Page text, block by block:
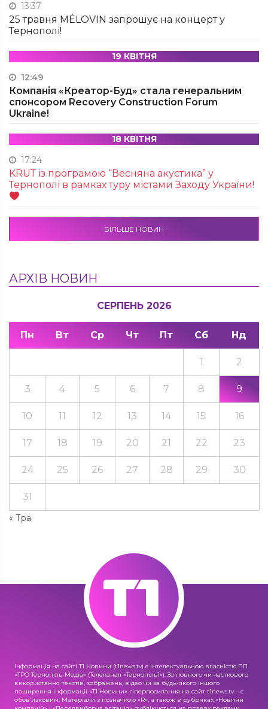
13:37
25 травня MÉLOVIN запрошує на концерт у
Тернополі!
19 КВІТНЯ
12:49
Компанія «Креатор-Буд» стала генеральним
спонсором Recovery Construction Forum
Ukraine!
18 КВІТНЯ
17:24
KRUТ із програмою “Весняна акустика” у
Тернополі в рамках туру містами Заходу України!
БІЛЬШЕ НОВИН
АРХІВ НОВИН
СЕРПЕНЬ 2026
Пн Вт Ср Чт Пт Сб Нд
« Тра
1 2
3 4 5 6 7 8 9
10 11 12 13 14 15 16
17 18 19 20 21 22 23
24 25 26 27 28 29 30
31
Інформація на сайті Т1 Новини (t1news.tv) є інтелектуальною власністю ПП
«ТРО Тернопіль-Медіа» (Телеканал «Тернопіль1»). За повного чи часткового
використання текстів, зображень, відео чи за будь-якого іншого
поширення інформації «Т1 Новини» гіперпосилання на сайт t1news.tv – є
обов'язковим. Матеріали з позначкою «R», а також в рубриках «Новини